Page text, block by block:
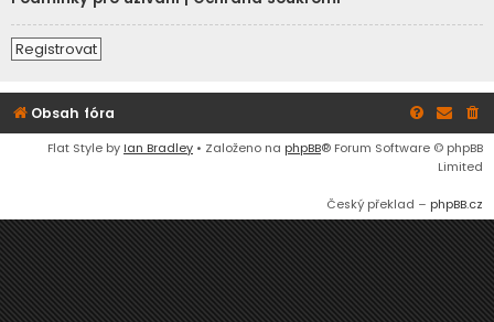
Registrovat
Obsah fóra
Flat Style by Ian Bradley • Založeno na phpBB® Forum Software © phpBB
Limited
Český překlad – phpBB.cz